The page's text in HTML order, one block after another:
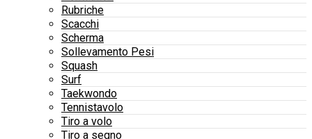
Rubriche
Scacchi
Scherma
Sollevamento Pesi
Squash
Surf
Taekwondo
Tennistavolo
Tiro a volo
Tiro a segno